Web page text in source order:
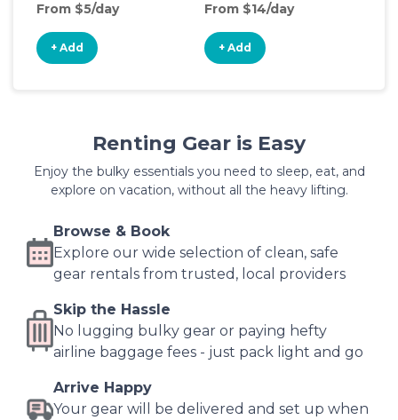
From $5/day
+ Add
From $14/day
+ Add
Renting Gear is Easy
Enjoy the bulky essentials you need to sleep, eat, and
explore on vacation, without all the heavy lifting.
Browse & Book
Explore our wide selection of clean, safe
gear rentals from trusted, local providers
Skip the Hassle
No lugging bulky gear or paying hefty
airline baggage fees - just pack light and go
Arrive Happy
Your gear will be delivered and set up when